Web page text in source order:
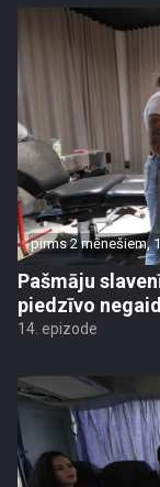
pirms 2 mēnešiem,
Pašmāju
piedzīvo
14. epizode